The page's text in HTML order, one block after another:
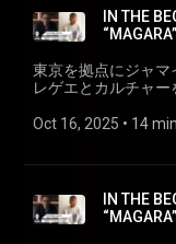
www.instagram.com/
＞ a-1clothing.shop
247reggae.com/
プにR&Bと幅広い選
あるが、最近ではレ
に行っており、ジ
レートを多数所有
ーとしての活動がメ
www.instagram.com/
＞ a-1clothing.shop
＞の「はじまり」を探る。 IN THE
WHO is “MAGARA” - The Ura-
MAGARA) |
"real mad HECTIC"
ースを経て、2011年
とした、ワーク、
アメカジを得意とし
ち上げ。 また、90
ン、ジャパニーズ
プにR&Bと幅広い選
あるが、最近ではレ
IN THE
東京を拠点にジャ
レゲエとカルチャー
の「はじまりのスト
＞の「はじまり」を探る。 IN THE
WHO is “MAGARA” - The
MAGARA) |
Oct 16, 2025 • 14
IN THE